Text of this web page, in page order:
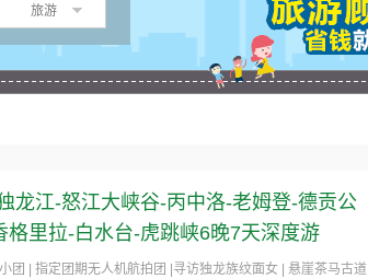
旅游
龙江-怒江大峡谷-丙中洛-老姆登-德贡公
格里拉-白水台-虎跳峡6晚7天深度游
团 | 指定团期无人机航拍团 |寻访独龙族纹面女 | 悬崖茶马古道